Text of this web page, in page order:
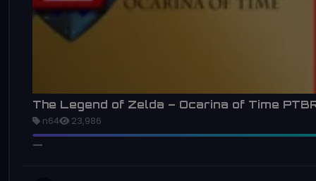
The Legend of Zelda – Ocarina of Time
n64 23,986